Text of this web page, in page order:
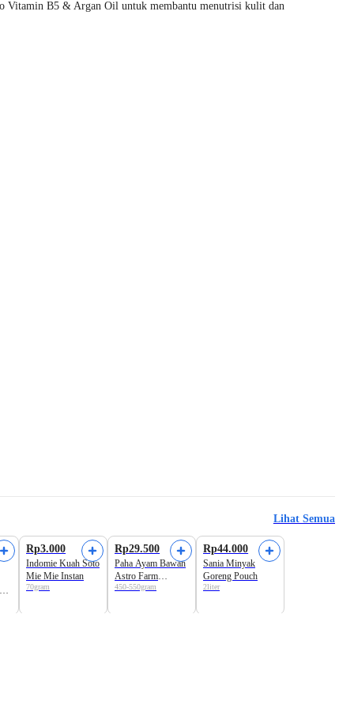
Vitamin B5 & Argan Oil untuk membantu menutrisi kulit dan
Lihat Semua
Rp3.000
Indomie Kuah Soto
Mie Mie Instan
70gram
Rp29.500
Paha Ayam Bawah
Astro Farm
Regular
450-550gram
Rp44.000
Sania Minyak
Goreng Pouch
2liter